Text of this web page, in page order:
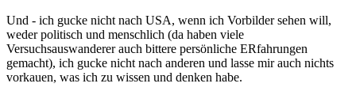
Und - ich gucke nicht nach USA, wenn ich Vorbilder sehen will,
weder politisch und menschlich (da haben viele
Versuchsauswanderer auch bittere persönliche ERfahrungen
gemacht), ich gucke nicht nach anderen und lasse mir auch nichts
vorkauen, was ich zu wissen und denken habe.